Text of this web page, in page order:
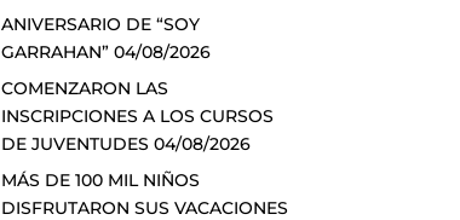
ANIVERSARIO DE “SOY
GARRAHAN” 04/08/2026
COMENZARON LAS
INSCRIPCIONES A LOS CURSOS
DE JUVENTUDES 04/08/2026
MÁS DE 100 MIL NIÑOS
DISFRUTARON SUS VACACIONES